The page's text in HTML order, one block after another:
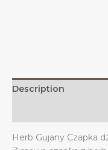
mężczyzn
z
Gujany
Description
Herb Gujany Czapka